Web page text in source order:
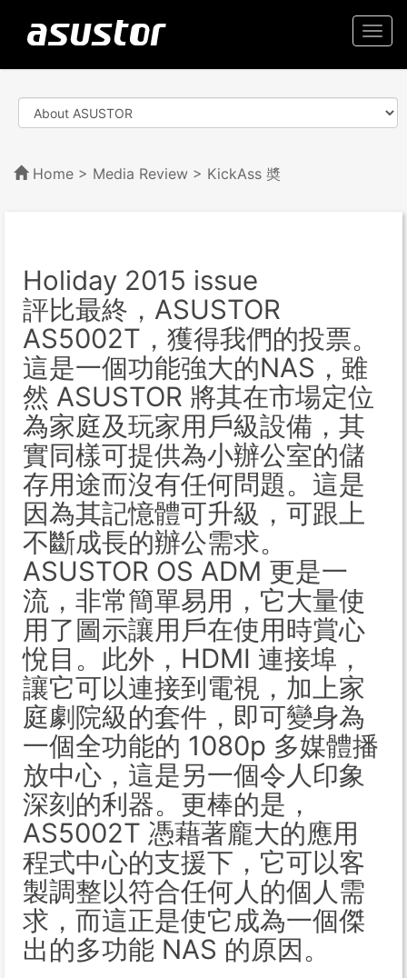
Home > Media Review > KickAss 奬
Holiday 2015 issue
評比最終，ASUSTOR
AS5002T，獲得我們的投票。
這是一個功能強大的NAS，雖
然 ASUSTOR 將其在市場定位
為家庭及玩家用戶級設備，其
實同樣可提供為小辦公室的儲
存用途而沒有任何問題。這是
因為其記憶體可升級，可跟上
不斷成長的辦公需求。
ASUSTOR OS ADM 更是一
流，非常簡單易用，它大量使
用了圖示讓用戶在使用時賞心
悅目。此外，HDMI 連接埠，
讓它可以連接到電視，加上家
庭劇院級的套件，即可變身為
一個全功能的 1080p 多媒體播
放中心，這是另一個令人印象
深刻的利器。更棒的是，
AS5002T 憑藉著龐大的應用
程式中心的支援下，它可以客
製調整以符合任何人的個人需
求，而這正是使它成為一個傑
出的多功能 NAS 的原因。